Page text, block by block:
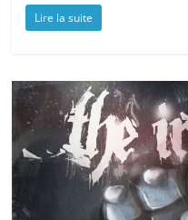
Lire la suite